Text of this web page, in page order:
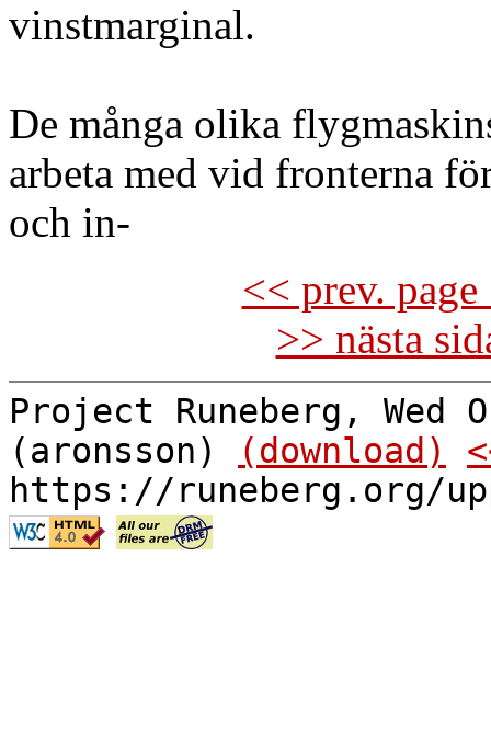
vinstmarginal.
De många olika
arbeta med vid fronterna
och in-
<< prev.
>> nästa
Project Runeberg, Wed
(aronsson)
(download)
https://runeberg.org/